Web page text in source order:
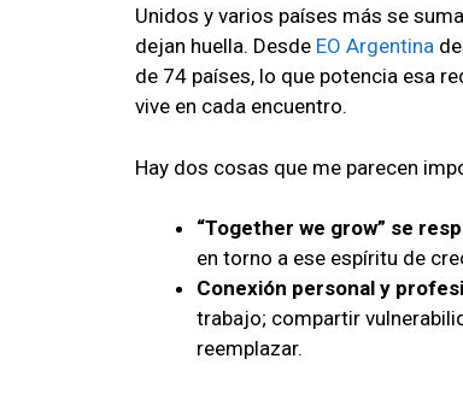
Unidos y varios países más se
dejan huella. Desde EO Argentina
de 74 países, lo que potencia esa
vive en cada encuentro.
Hay dos cosas que me parecen
“Together we grow” se
en torno a ese espíritu de
Conexión personal y
trabajo; compartir
reemplazar.